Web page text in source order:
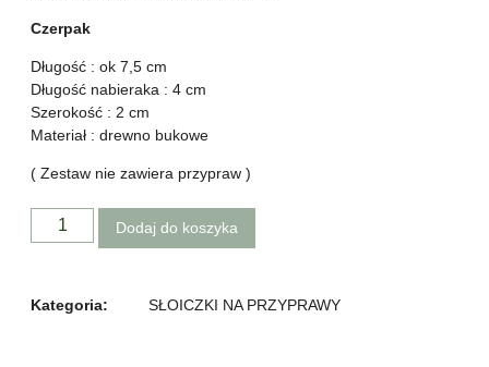
Czerpak
Długość : ok 7,5 cm
Długość nabieraka : 4 cm
Szerokość : 2 cm
Materiał : drewno bukowe
( Zestaw nie zawiera przypraw )
Dodaj do koszyka
Kategoria: SŁOICZKI NA PRZYPRAWY